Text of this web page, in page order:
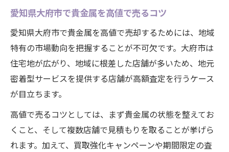
手数料や査定基準を事前に確認する意義
貴金属売却を焦らず進めるための流れ
貴金属買取交渉で納得価格を目指すコツ
トラブル事例から学ぶ貴金属買取の注意
地域特性を活かした貴金属の買取成功術
地域密着店で貴金属を高く売るコツ
地元の信頼が貴金属査定に与える影響
愛知県大府市で貴金属を高値で売るコツ
愛知県大府市で貴金属を高値で売却するためには、地域
特有の市場動向を把握することが不可欠です。大府市は
住宅地が広がり、地域に根差した店舗が多いため、地元
密着型サービスを提供する店舗が高額査定を行うケース
が目立ちます。
高値で売るコツとしては、まず貴金属の状態を整えてお
くこと、そして複数店舗で見積もりを取ることが挙げら
れます。加えて、買取強化キャンペーンや期間限定の査